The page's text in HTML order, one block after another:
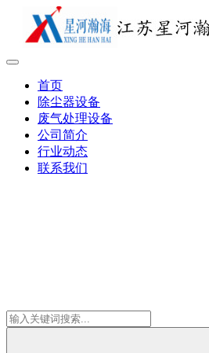
首页
除尘器设备
废气处理设备
公司简介
行业动态
联系我们